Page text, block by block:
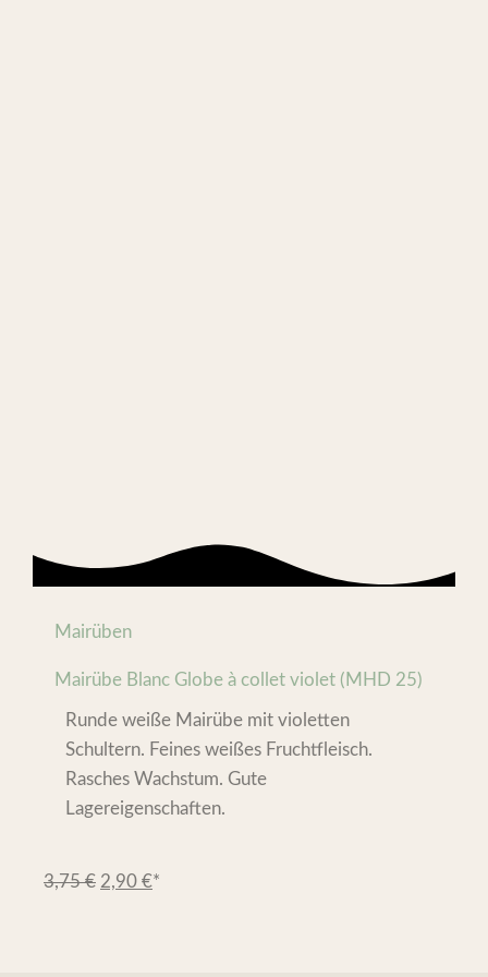
Mairüben
Mairübe Blanc Globe à collet violet (MHD 25)
Runde weiße Mairübe mit violetten
Schultern. Feines weißes Fruchtfleisch.
Rasches Wachstum. Gute
Lagereigenschaften.
3,75€ 2,90 €*